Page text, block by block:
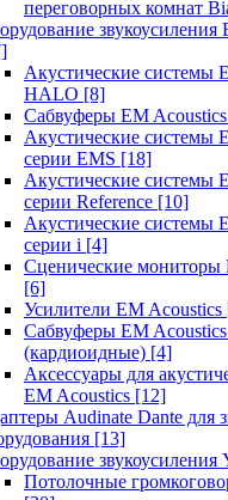
переговорных комнат
звукоусиления
Акустические системы
HALO [8]
Сабвуферы EM Acoustics
Акустические системы
серии EMS [18]
Акустические системы
серии Reference [10]
Акустические системы
серии i [4]
Сценические мониторы
[6]
Усилители EM Acoustics
Сабвуферы EM
(кардиоидные) [4]
Аксессуары для
EM Acoustics [12]
Audinate Dante для
[13]
звукоусиления
Потолочные